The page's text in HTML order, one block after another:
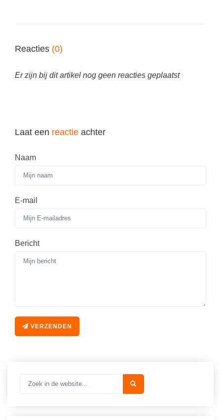
Reacties (0)
Er zijn bij dit artikel nog geen reacties geplaatst
Laat een reactie achter
Naam
E-mail
Bericht
VERZENDEN